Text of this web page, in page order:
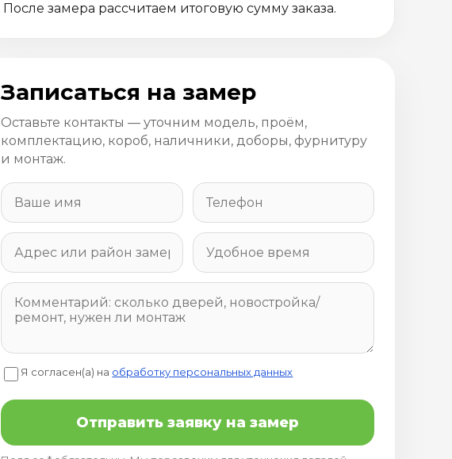
После замера рассчитаем итоговую сумму заказа.
Записаться на замер
Оставьте контакты — уточним модель, проём,
комплектацию, короб, наличники, доборы, фурнитуру
и монтаж.
Я согласен(а) на обработку персональных данных
Отправить заявку на замер